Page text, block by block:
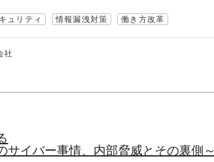
ュリティ 情報漏洩対策 働き方改革
社
サイバー事情、内部脅威とその裏側～